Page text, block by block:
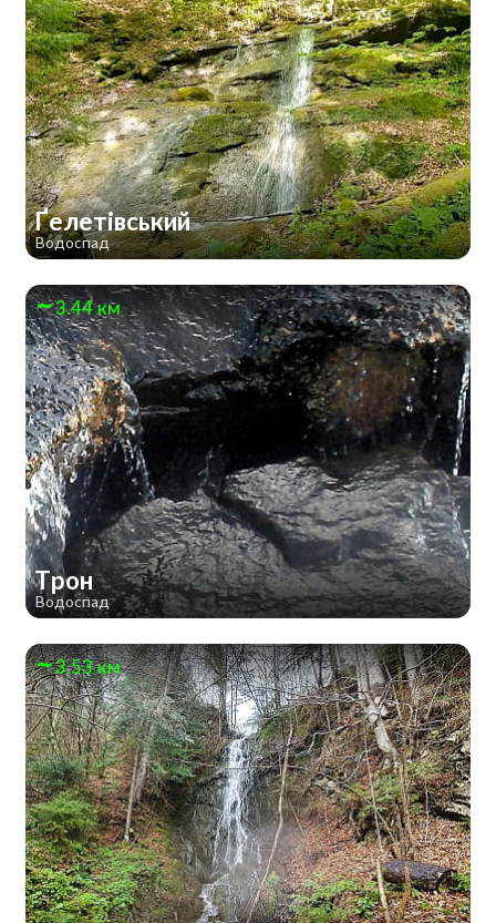
Ґелетівський
Водоспад
3.44 км
Трон
Водоспад
3.53 км